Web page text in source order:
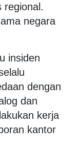
regional.
negara
insiden
dengan
dan
kerja
kantor